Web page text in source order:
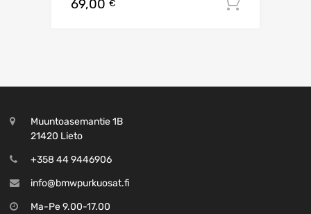
69,00 €
Muuntoasemantie 1B
21420 Lieto
+358 44 9446906
info@bmwpurkuosat.fi
Ma-Pe 9.00-17.00